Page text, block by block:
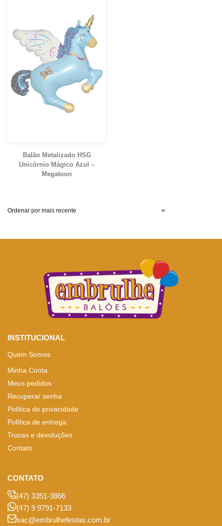
Balão Metalizado HSG
Unicórnio Mágico Azul –
Megatoon
INSTITUCIONAL
Quem Somos
Minha Conta
Meus pedidos
Recuperar senha
Política de privacidade
Política de entrega
Trocas e devoluções
Contato
CONTATO
(47) 3351-3866
(47) 9 9791-7133
sac@embrulhefestas.com.br